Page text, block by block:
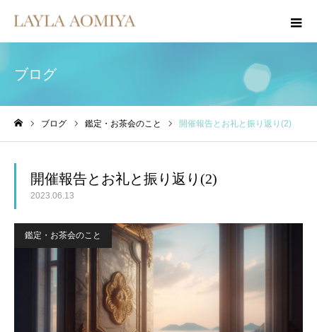
ブログ
ブログ 鑑定・お茶会のこと 開催報告とお礼と振り返り(2)
開催報告とお礼と振り返り(2)
2023.06.13
鑑定・お茶会のこと